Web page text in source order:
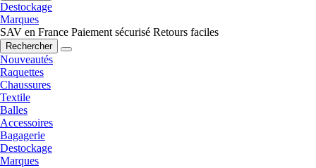
Destockage
Marques
SAV en France Paiement sécurisé Retours faciles
Rechercher
Nouveautés
Raquettes
Chaussures
Textile
Balles
Accessoires
Bagagerie
Destockage
Marques